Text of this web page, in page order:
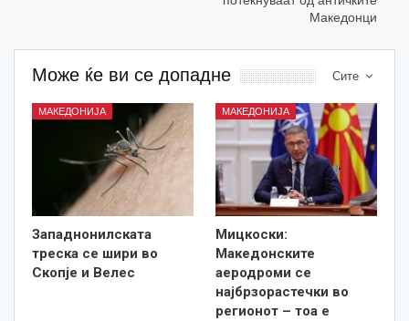
Македонци
Сите
Може ќе ви се допадне
МАКЕДОНИЈА
Западнонилската
треска се шири во
Скопје и Велес
МАКЕДОНИЈА
Мицкоски:
Македонските
аеродроми се
најбрзорастечки во
регионот – тоа е